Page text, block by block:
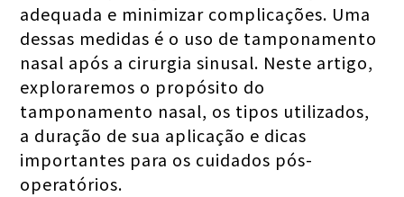
adequada e minimizar complicações. Uma
dessas medidas é o uso de tamponamento
nasal após a cirurgia sinusal. Neste artigo,
exploraremos o propósito do
tamponamento nasal, os tipos utilizados,
a duração de sua aplicação e dicas
importantes para os cuidados pós-
operatórios.